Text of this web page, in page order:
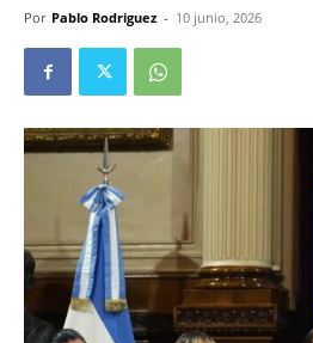
Por Pablo Rodriguez - 10 junio, 2026